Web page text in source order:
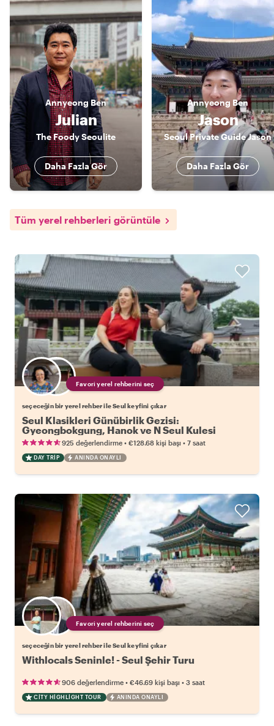
Annyeong Ben
Julian
The Foody Seoulite
Daha Fazla Gör
Annyeong Ben
Jason
Seoul Private Guide Jason
Daha Fazla Gör
Tüm yerel rehberleri görüntüle
Favori yerel rehberini seç
seçeceğin bir yerel rehber ile Seul keyfini çıkar
Seul Klasikleri Günübirlik Gezisi:
Gyeongbokgung, Hanok ve N Seul Kulesi
925 değerlendirme • €128.68 kişi başı • 7 saat
DAY TRIP ANINDA ONAYLI
Favori yerel rehberini seç
seçeceğin bir yerel rehber ile Seul keyfini çıkar
Withlocals Seninle! - Seul Şehir Turu
906 değerlendirme • €46.69 kişi başı • 3 saat
CITY HIGHLIGHT TOUR ANINDA ONAYLI